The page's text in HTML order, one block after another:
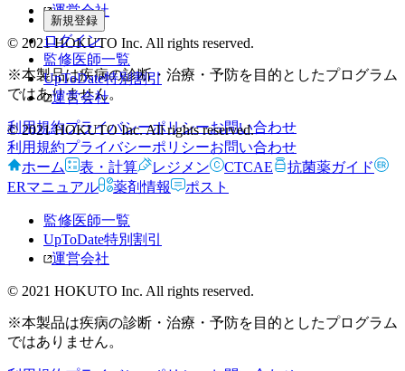
新規登録
ログイン
監修医師一覧
UpToDate特別割引
運営会社
© 2021 HOKUTO Inc. All rights reserved.
利用規約プライバシーポリシーお問い合わせ
ホーム
表・計算 レジメン CTCAE
抗菌薬ガイド
ERマニュアル
薬剤情報 ポスト
監修医師一覧
UpToDate特別割引
運営会社
© 2021 HOKUTO Inc. All rights reserved.
※本製品は疾病の診断・治療・予防を目的としたプログラム
ではありません。
運営会社
© 2021 HOKUTO Inc. All rights reserved.
※本製品は疾病の診断・治療・予防を目的としたプログラム
ではありません。
利用規約プライバシーポリシーお問い合わせ